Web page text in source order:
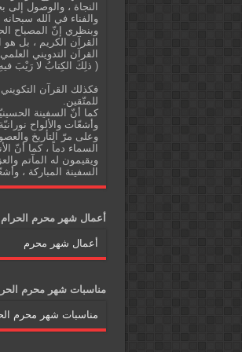
النجاة ، والوصول إلى
والفناء في الله سبحانه
وبنظري إنّ المصباح
القرآن الكريم ، بل هو
القرآن التدويني
( ذلِكَ الكِتابُ لا رَيْبَ
فكذلك القرآن
للمتّقين.
كما أنّ السفينة
وأشعّات والألواح
وعلى مرّ التأريخ
السماء دماً ، كما أنّ
ويقيمون له المآتم
السفينة المباركة ،
أعمال شهر محرم الحرام
أعمال شهر محرم
مناسبات شهر محرم
مناسبات شهر محرم